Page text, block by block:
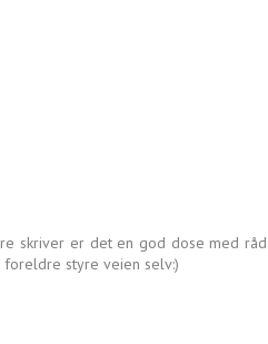
skriver er det en god dose med råd
foreldre styre veien selv:)